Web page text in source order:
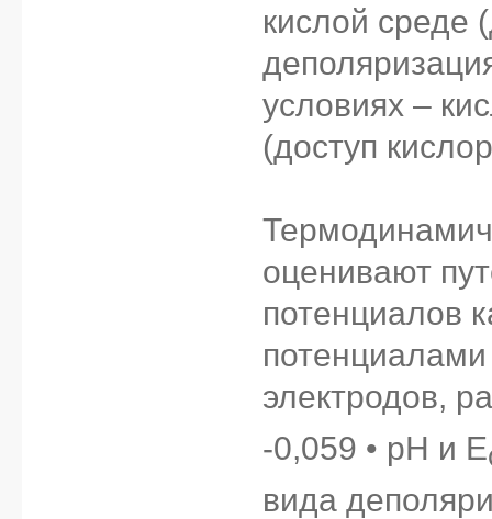
кислой среде
условиях –
(доступ
оценивают
потенциалов
электродов,
-0,059 • pH и E
вида